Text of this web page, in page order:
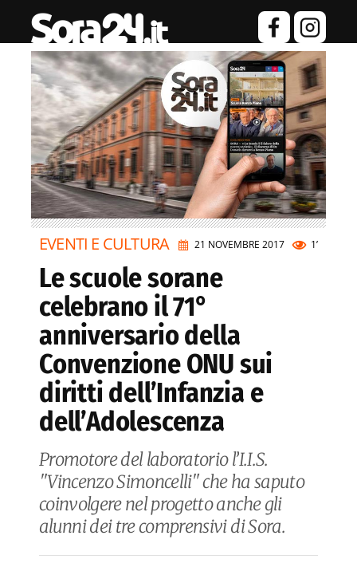
21 NOVEMBRE 2017 1’
EVENTI E CULTURA
Le scuole sorane
celebrano il 71°
anniversario della
Convenzione ONU sui
diritti dell’Infanzia e
dell’Adolescenza
Promotore del laboratorio l’I.I.S.
"Vincenzo Simoncelli" che ha saputo
coinvolgere nel progetto anche gli
alunni dei tre comprensivi di Sora.